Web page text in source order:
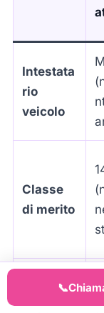
Intestata
rio
veicolo
Classe
di merito
📞